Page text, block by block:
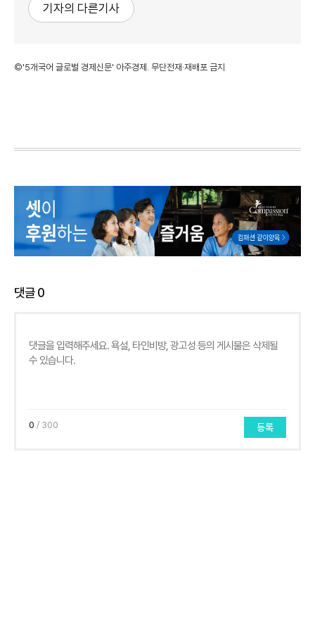
기자의 다른기사
©'5개국어 글로벌 경제신문' 아주경제. 무단전재·재배포 금지
댓글0
0 / 300 등록